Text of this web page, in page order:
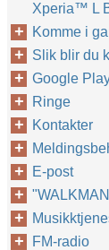
Xperia™‎ L
Komme i
Slik blir du
Google
Ringe
Kontakter
E-post
FM-radio